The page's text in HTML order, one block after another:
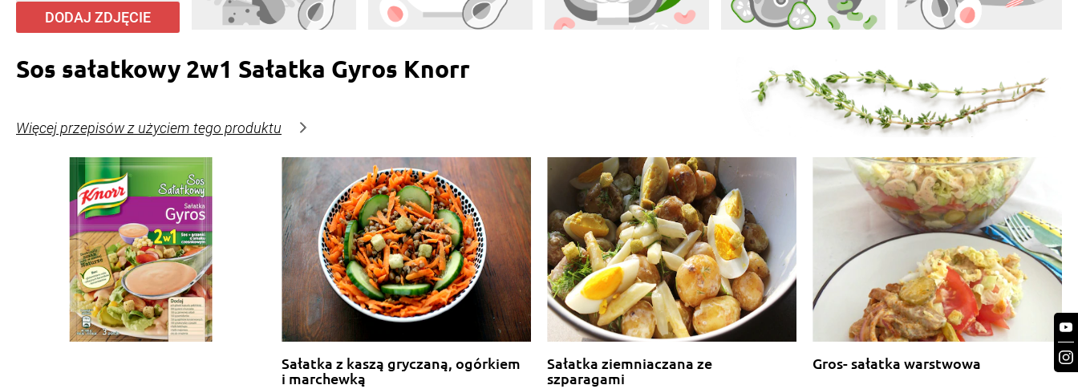
DODAJ ZDJĘCIE
Sos sałatkowy 2w1 Sałatka Gyros Knorr
Więcej przepisów z użyciem tego produktu
Sałatka z kaszą gryczaną, ogórkiem
i marchewką
Sałatka ziemniaczana ze
szparagami
Gros- sałatka warstwowa